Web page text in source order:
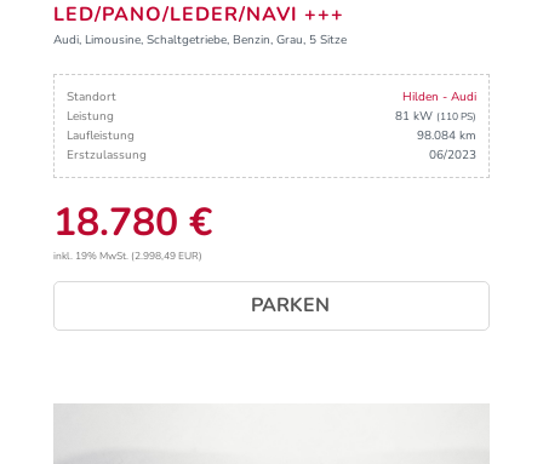
LED/PANO/LEDER/NAVI +++
Audi, Limousine, Schaltgetriebe, Benzin, Grau, 5 Sitze
Standort
Hilden - Audi
Leistung
81 kW (110 PS)
Laufleistung
98.084 km
Erstzulassung
06/2023
18.780 €
inkl. 19% MwSt. (2.998,49 EUR)
PARKEN